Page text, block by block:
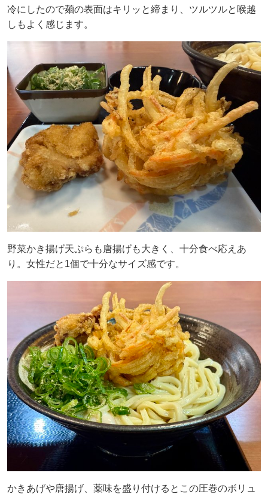
冷にしたので麺の表面はキリッと締まり、ツルツルと喉越
しもよく感じます。
野菜かき揚げ天ぷらも唐揚げも大きく、十分食べ応えあ
り。女性だと1個で十分なサイズ感です。
かきあげや唐揚げ、薬味を盛り付けるとこの圧巻のボリュ